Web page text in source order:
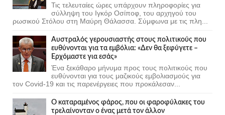
Τις τελευταίες ώρες υπάρχουν πληροφορίες για
σύλληψη του Ιγκόρ Οσίποφ, του αρχηγού του
ρωσικού Στόλου στη Μαύρη Θάλασσα. Σύμφωνα με τις πλη...
Αυστραλός γερουσιαστής στους πολιτικούς που
ευθύνονται για τα εμβόλια: «Δεν θα ξεφύγετε –
Ερχόμαστε για εσάς»
Ένα ξεκάθαρο μήνυμα προς τους πολιτικούς που
ευθύνονται για τους μαζικούς εμβολιασμούς για
τον Covid-19 και τις παρενέργειες που προκάλεσαν...
Ο καταραμένος φάρος, που οι φαροφύλακες του
τρελαίνονταν ο ένας μετά τον άλλον